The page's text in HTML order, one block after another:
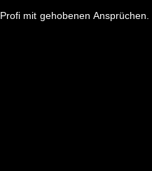
mit gehobenen